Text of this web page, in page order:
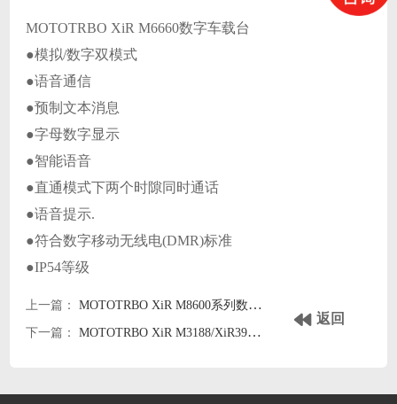
MOTOTRBO XiR M6660数字车载台
●模拟/数字双模式
●语音通信
●预制文本消息
●字母数字显示
●智能语音
●直通模式下两个时隙同时通话
●语音提示.
●符合数字移动无线电(DMR)标准
●IP54等级
上一篇：
MOTOTRBO XiR M8600系列数字车载台中文彩页下载
下一篇：
MOTOTRBO XiR M3188/XiR3988数字车载台中文彩页下载
返回